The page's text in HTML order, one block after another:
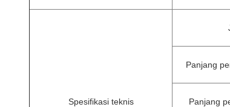
Spesifikasi teknis
Panjang
Panjang